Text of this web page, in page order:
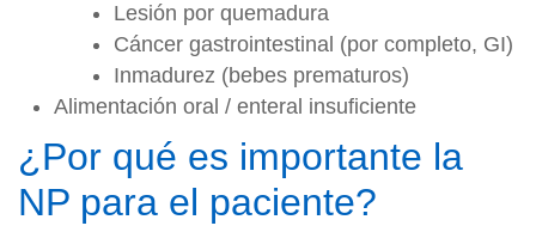
Lesión por quemadura
Cáncer gastrointestinal (por completo, GI)
Inmadurez (bebes prematuros)
Alimentación oral / enteral insuficiente
¿Por qué es importante la
NP para el paciente?